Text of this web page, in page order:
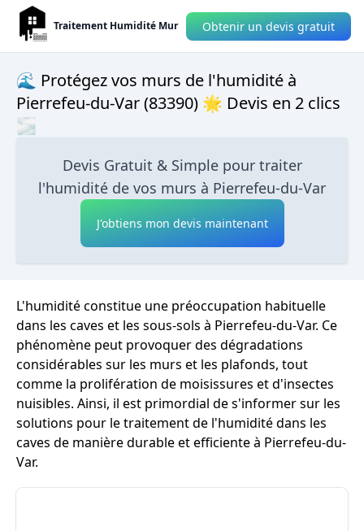
Traitement Humidité Mur Obtenir un devis gratuit
🌊 Protégez vos murs de l'humidité à
Pierrefeu-du-Var (83390) 🌟 Devis en 2 clics
🌫
Devis Gratuit & Simple pour traiter
l'humidité de vos murs à Pierrefeu-du-Var
J'obtiens mon devis maintenant
L'humidité constitue une préoccupation habituelle
dans les caves et les sous-sols à Pierrefeu-du-Var. Ce
phénomène peut provoquer des dégradations
considérables sur les murs et les plafonds, tout
comme la prolifération de moisissures et d'insectes
nuisibles. Ainsi, il est primordial de s'informer sur les
solutions pour le traitement de l'humidité dans les
caves de manière durable et efficiente à Pierrefeu-du-
Var.